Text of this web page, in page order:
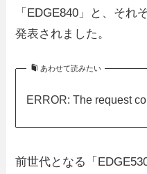
「EDGE840」と、それ
発表されました。
あわせて読みたい
ERROR: The request
前世代となる「